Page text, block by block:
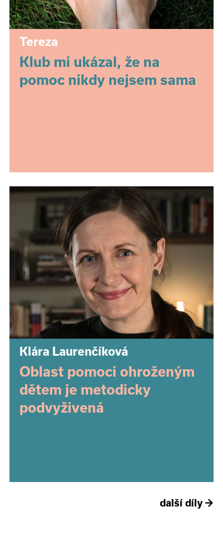
Tereza
Klub mi ukázal, že na
pomoc nikdy nejsem sama
Klára Laurenčíková
Oblast pomoci ohroženým
dětem je metodicky
podvyživená
další díly →